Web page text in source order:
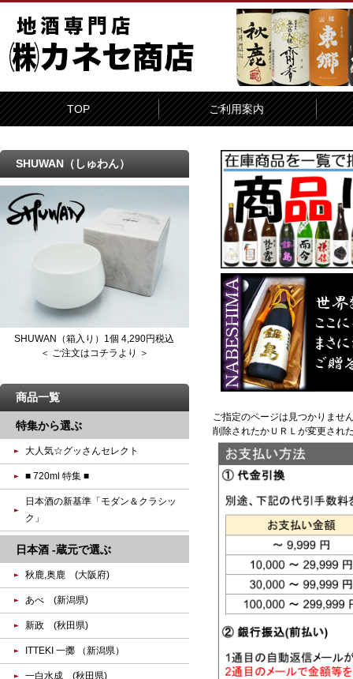
TOP ご利用案内
ご指定のページは見つかりませ
削除されたかＵＲＬが変更され
SHUWAN（しゅわん）
SHUWAN（箱入り）1個 4,290円税込
＜ ご注文はコチラより ＞
商品一覧
特集から選ぶ
大人気☆グッさんセレクト
■ 720ml 特集 ■
日本酒の新基準「モダン＆クラシッ
ク」
日本酒 -蔵元で選ぶ
秋鹿,奥鹿 (大阪府)
あべ (新潟県)
新政 (秋田県)
ITTEKI 一擲 （新潟県）
一白水成 (秋田県)